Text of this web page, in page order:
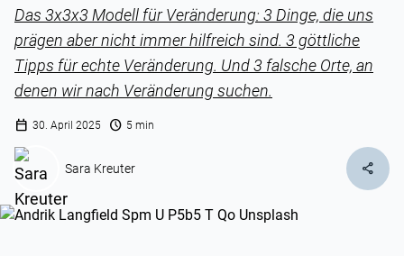
Das 3x3x3 Modell für Veränderung: 3 Dinge, die uns
prägen aber nicht immer hilfreich sind. 3 göttliche
Tipps für echte Veränderung. Und 3 falsche Orte, an
denen wir nach Veränderung suchen.
calendar_today 30. April 2025 schedule 5 min
Sara Kreuter share